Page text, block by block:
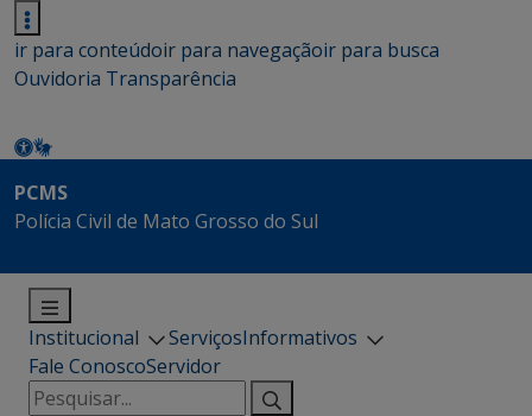
ir para conteúdoir para navegaçãoir para busca
Ouvidoria Transparência
PCMS
Polícia Civil de Mato Grosso do Sul
Institucional ServiçosInformativos
Fale ConoscoServidor
Pesquisar